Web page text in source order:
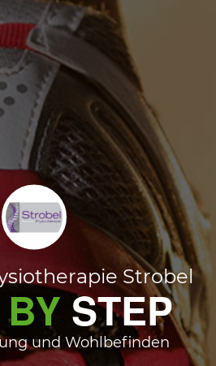
Strobel
BYSTEP
und Wohlbefinden